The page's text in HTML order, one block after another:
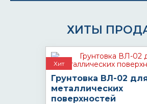
ХИТЫ
Хит
Грунтовка ВЛ-02
металлических
поверхностей